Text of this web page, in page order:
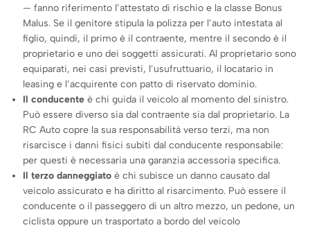
— fanno riferimento l’attestato di rischio e la classe Bonus
Malus. Se il genitore stipula la polizza per l’auto intestata al
figlio, quindi, il primo è il contraente, mentre il secondo è il
proprietario e uno dei soggetti assicurati. Al proprietario sono
equiparati, nei casi previsti, l’usufruttuario, il locatario in
leasing e l’acquirente con patto di riservato dominio.
Il conducente è chi guida il veicolo al momento del sinistro.
Può essere diverso sia dal contraente sia dal proprietario. La
RC Auto copre la sua responsabilità verso terzi, ma non
risarcisce i danni fisici subiti dal conducente responsabile:
per questi è necessaria una garanzia accessoria specifica.
Il terzo danneggiato è chi subisce un danno causato dal
veicolo assicurato e ha diritto al risarcimento. Può essere il
conducente o il passeggero di un altro mezzo, un pedone, un
ciclista oppure un trasportato a bordo del veicolo